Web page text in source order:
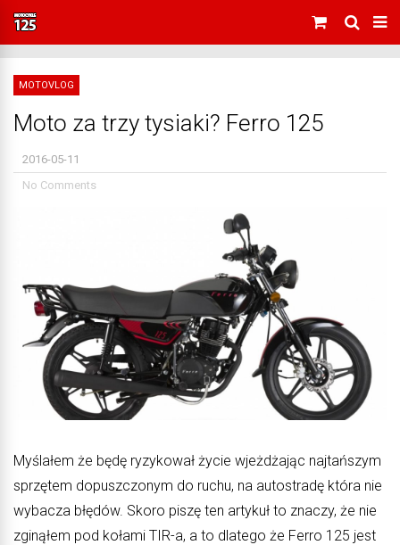
MOTOVLOG
Moto za trzy tysiaki? Ferro 125
2016-05-11
No Comments
Myślałem że będę ryzykował życie wjeżdżając najtańszym
sprzętem dopuszczonym do ruchu, na autostradę która nie
wybacza błędów. Skoro piszę ten artykuł to znaczy, że nie
zginąłem pod kołami TIR-a, a to dlatego że Ferro 125 jest